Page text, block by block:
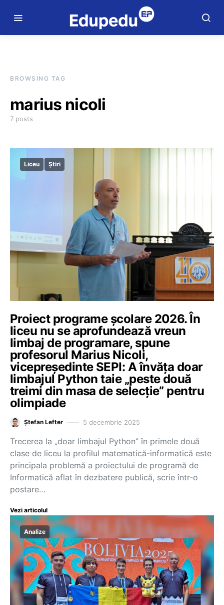
BROWSING TAG
marius nicoli
7 posts
Liceu Știri
Proiect programe școlare 2026. În
liceu nu se aprofundează vreun
limbaj de programare, spune
profesorul Marius Nicoli,
vicepreședinte SEPI: A învăța doar
limbajul Python taie „peste două
treimi din masa de selecție” pentru
olimpiade
Ștefan Lefter 5 decembrie 2025
Trecerea la „doar limbajul Python” în primele două
clase de liceu la profilul matematică-informatică este
principala problemă a proiectului de programă de
Informatică aflat în dezbatere publică, scrie într-o
postare…
Vezi articolul
Analize